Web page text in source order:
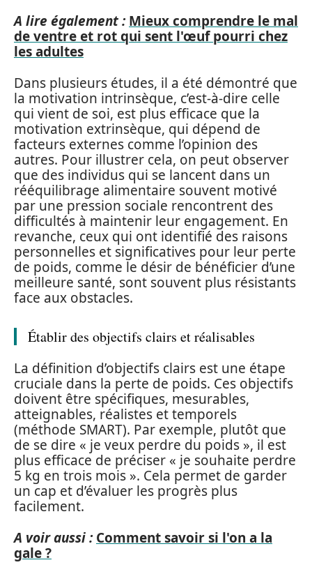
A lire également : Mieux comprendre le mal
de ventre et rot qui sent l'œuf pourri chez
les adultes
Dans plusieurs études, il a été démontré que
la motivation intrinsèque, c’est-à-dire celle
qui vient de soi, est plus efficace que la
motivation extrinsèque, qui dépend de
facteurs externes comme l’opinion des
autres. Pour illustrer cela, on peut observer
que des individus qui se lancent dans un
rééquilibrage alimentaire souvent motivé
par une pression sociale rencontrent des
difficultés à maintenir leur engagement. En
revanche, ceux qui ont identifié des raisons
personnelles et significatives pour leur perte
de poids, comme le désir de bénéficier d’une
meilleure santé, sont souvent plus résistants
face aux obstacles.
Établir des objectifs clairs et réalisables
La définition d’objectifs clairs est une étape
cruciale dans la perte de poids. Ces objectifs
doivent être spécifiques, mesurables,
atteignables, réalistes et temporels
(méthode SMART). Par exemple, plutôt que
de se dire « je veux perdre du poids », il est
plus efficace de préciser « je souhaite perdre
5 kg en trois mois ». Cela permet de garder
un cap et d’évaluer les progrès plus
facilement.
A voir aussi : Comment savoir si l'on a la
gale ?